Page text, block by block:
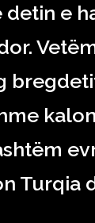
detin e
Turqia